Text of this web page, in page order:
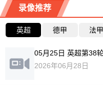
录像推荐
英超 德甲 法甲
05月25日 英超第38
2026年06月28日